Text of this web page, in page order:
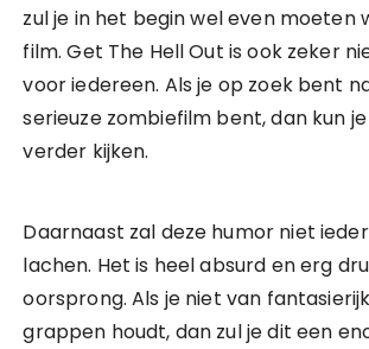
zul je in het begin wel even moeten
film. Get The Hell Out is ook zeker
voor iedereen. Als je op zoek bent
serieuze zombiefilm bent, dan kun
verder kijken.
Daarnaast zal deze humor niet
lachen. Het is heel absurd en erg
oorsprong. Als je niet van
grappen houdt, dan zul je dit een